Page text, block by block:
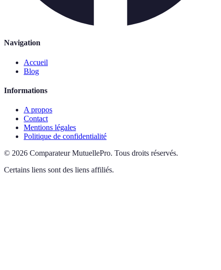
Navigation
Accueil
Blog
Informations
A propos
Contact
Mentions légales
Politique de confidentialité
© 2026 Comparateur MutuellePro. Tous droits réservés.
Certains liens sont des liens affiliés.